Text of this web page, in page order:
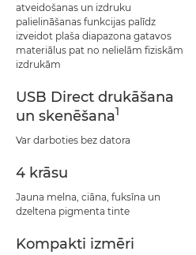
atveidošanas un izdruku
palielināšanas funkcijas palīdz
izveidot plaša diapazona gatavos
materiālus pat no nelielām fiziskām
izdrukām
USB Direct drukāšana
un skenēšana1
Var darboties bez datora
4 krāsu
Jauna melna, ciāna, fuksīna un
dzeltena pigmenta tinte
Kompakti izmēri